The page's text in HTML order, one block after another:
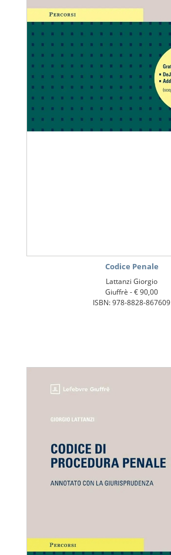
Codice Penale
Lattanzi Giorgio
Giuffrè -€ 90,00
ISBN: 978-8828-867609